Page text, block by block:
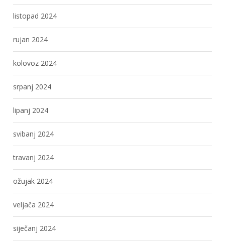
listopad 2024
rujan 2024
kolovoz 2024
srpanj 2024
lipanj 2024
svibanj 2024
travanj 2024
ožujak 2024
veljača 2024
siječanj 2024